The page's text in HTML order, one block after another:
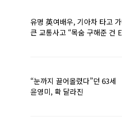
유명 英여배우, 기아차 타고
큰 교통사고 “목숨 구해준 건
“눈까지 끌어올렸다”던 63세
윤영미, 확 달라진